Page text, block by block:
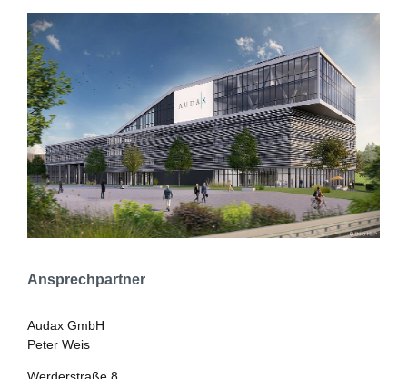
Ansprechpartner
Audax GmbH
Peter Weis
Werderstraße 8